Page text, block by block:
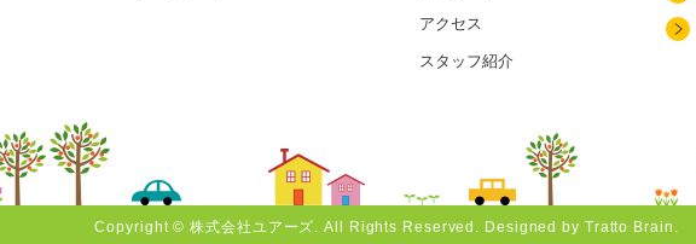
アクセス
スタッフ紹介
Copyright © 株式会社ユアーズ. All Rights Reserved. Designed by Tratto Brain.